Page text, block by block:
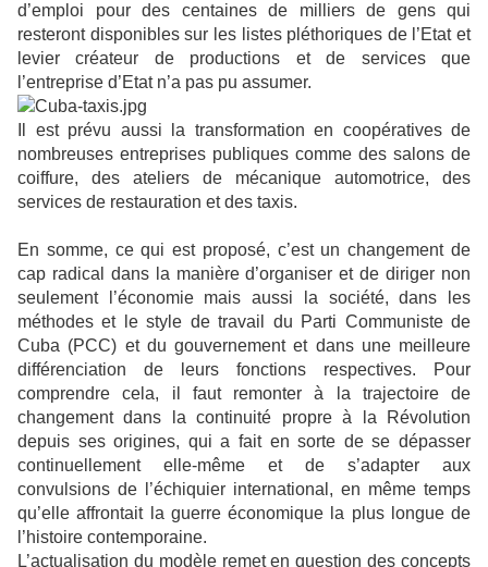
d’emploi pour des centaines de milliers de gens qui
resteront disponibles sur les listes pléthoriques de l’Etat et
levier créateur de productions et de services que
l’entreprise d’Etat n’a pas pu assumer.
Il est prévu aussi la transformation en coopératives de
nombreuses entreprises publiques comme des salons de
coiffure, des ateliers de mécanique automotrice, des
services de restauration et des taxis.
En somme, ce qui est proposé, c’est un changement de
cap radical dans la manière d’organiser et de diriger non
seulement l’économie mais aussi la société, dans les
méthodes et le style de travail du Parti Communiste de
Cuba (PCC) et du gouvernement et dans une meilleure
différenciation de leurs fonctions respectives. Pour
comprendre cela, il faut remonter à la trajectoire de
changement dans la continuité propre à la Révolution
depuis ses origines, qui a fait en sorte de se dépasser
continuellement elle-même et de s’adapter aux
convulsions de l’échiquier international, en même temps
qu’elle affrontait la guerre économique la plus longue de
l’histoire contemporaine.
L’actualisation du modèle remet en question des concepts